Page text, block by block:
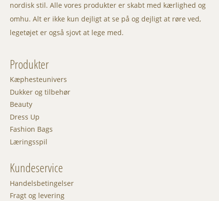
nordisk stil. Alle vores produkter er skabt med kærlighed og
omhu. Alt er ikke kun dejligt at se på og dejligt at røre ved,
legetøjet er også sjovt at lege med.
Produkter
Kæphesteunivers
Dukker og tilbehør
Beauty
Dress Up
Fashion Bags
Læringsspil
Kundeservice
Handelsbetingelser
Fragt og levering